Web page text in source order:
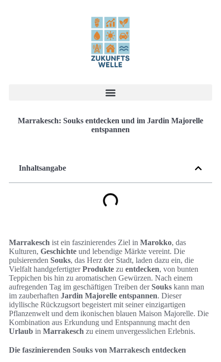
Marrakesch: Souks entdecken und im Jardin Majorelle
entspannen
Inhaltsangabe
Marrakesch ist ein faszinierendes Ziel in Marokko, das
Kulturen, Geschichte und lebendige Märkte vereint. Die
pulsierenden Souks, das Herz der Stadt, laden dazu ein, die
Vielfalt handgefertigterProdukte zu entdecken, von bunten
Teppichen bis hin zu aromatischen Gewürzen. Nach einem
aufregenden Tag im geschäftigen Treiben derSouks kann man
im zauberhaften Jardin Majorelle entspannen. Dieser
idyllische Rückzugsort begeistert mit seiner einzigartigen
Pflanzenwelt und dem ikonischen blauen Maison Majorelle. Die
Kombination aus Erkundung und Entspannung macht den
Urlaub in Marrakesch zu einem unvergesslichen Erlebnis.
Die faszinierenden Souks von Marrakesch entdecken